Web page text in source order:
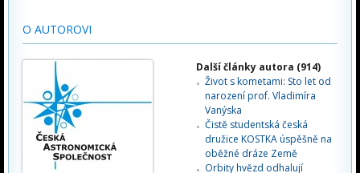
O AUTOROVI
Další články autora (914)
Život s kometami: Sto let od
narození prof. Vladimíra
Vanýska
Čistě studentská česká
družice KOSTKA úspěšně na
oběžné dráze Země
Orbity hvězd odhalují